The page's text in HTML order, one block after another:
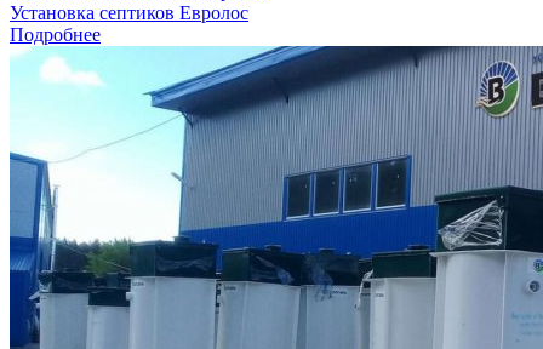
Установка септиков Евролос
Подробнее